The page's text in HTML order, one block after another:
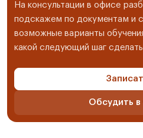
На консультации в офисе
подскажем по документам и
возможные варианты
какой следующий шаг
Обсудить в